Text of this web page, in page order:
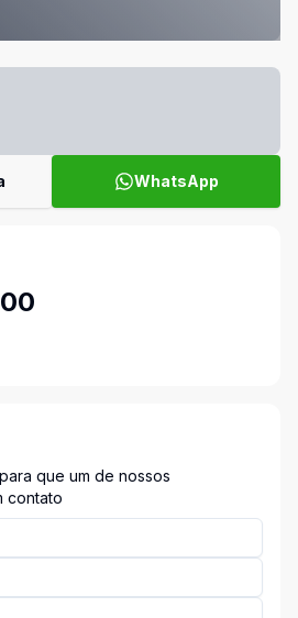
WhatsApp
que um de nossos
contato